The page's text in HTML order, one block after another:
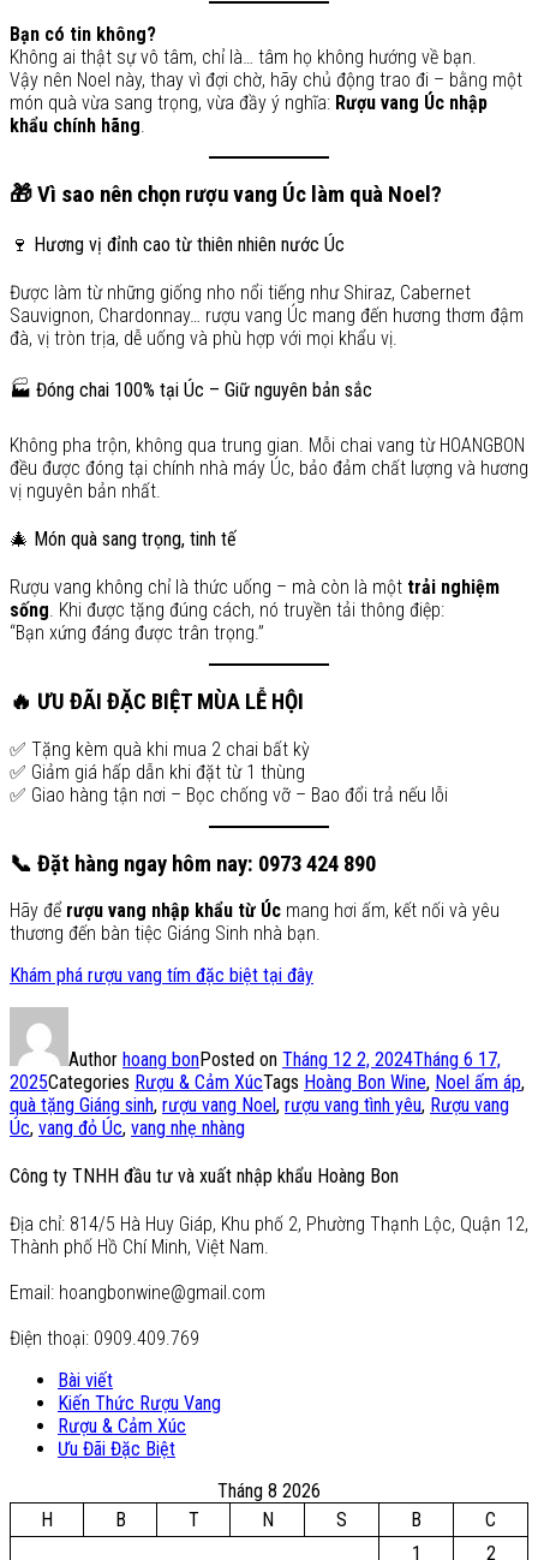
Bạn có tin không?
Không ai thật sự vô tâm, chỉ là… tâm họ không hướng về bạn.
Vậy nên Noel này, thay vì đợi chờ, hãy chủ động trao đi – bằng một
món quà vừa sang trọng, vừa đầy ý nghĩa: Rượu vang Úc nhập
khẩu chính hãng.
🎁 Vì sao nên chọn rượu vang Úc làm quà Noel?
🍷 Hương vị đỉnh cao từ thiên nhiên nước Úc
Được làm từ những giống nho nổi tiếng như Shiraz, Cabernet
Sauvignon, Chardonnay… rượu vang Úc mang đến hương thơm đậm
đà, vị tròn trịa, dễ uống và phù hợp với mọi khẩu vị.
🏭 Đóng chai 100% tại Úc – Giữ nguyên bản sắc
Không pha trộn, không qua trung gian. Mỗi chai vang từ HOANGBON
đều được đóng tại chính nhà máy Úc, bảo đảm chất lượng và hương
vị nguyên bản nhất.
🎄 Món quà sang trọng, tinh tế
Rượu vang không chỉ là thức uống – mà còn là một trải nghiệm
sống. Khi được tặng đúng cách, nó truyền tải thông điệp:
“Bạn xứng đáng được trân trọng.”
🔥 ƯU ĐÃI ĐẶC BIỆT MÙA LỄ HỘI
✅ Tặng kèm quà khi mua 2 chai bất kỳ
✅ Giảm giá hấp dẫn khi đặt từ 1 thùng
✅ Giao hàng tận nơi – Bọc chống vỡ – Bao đổi trả nếu lỗi
📞 Đặt hàng ngay hôm nay: 0973 424 890
Hãy để rượu vang nhập khẩu từ Úc mang hơi ấm, kết nối và yêu
thương đến bàn tiệc Giáng Sinh nhà bạn.
Khám phá rượu vang tím đặc biệt tại đây
Author hoang bonPosted on Tháng 12 2, 2024Tháng 6 17,
2025Categories Rượu & Cảm XúcTags Hoàng Bon Wine, Noel ấm áp,
quà tặng Giáng sinh, rượu vang Noel, rượu vang tình yêu, Rượu vang
Úc, vang đỏ Úc, vang nhẹ nhàng
Công ty TNHH đầu tư và xuất nhập khẩu Hoàng Bon
Địa chỉ: 814/5 Hà Huy Giáp, Khu phố 2, Phường Thạnh Lộc, Quận 12,
Thành phố Hồ Chí Minh, Việt Nam.
Email: hoangbonwine@gmail.com
Điện thoại: 0909.409.769
Bài viết
Kiến Thức Rượu Vang
Rượu & Cảm Xúc
Ưu Đãi Đặc Biệt
Tháng 8 2026
H
B T N S B
C
1
2